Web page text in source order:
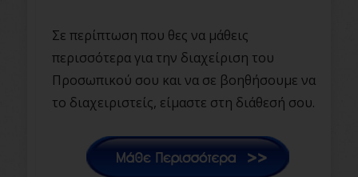
Σε περίπτωση που θες να μάθεις
περισσότερα για την διαχείριση του
Προσωπικού σου και να σε βοηθήσουμε να
το διαχειριστείς, είμαστε στη διάθεσή σου.